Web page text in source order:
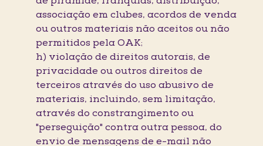
associação em clubes, acordos de venda
ou outros materiais não aceitos ou não
permitidos pela OAK;
h) violação de direitos autorais, de
privacidade ou outros direitos de
terceiros através do uso abusivo de
materiais, incluindo, sem limitação,
através do constrangimento ou
"perseguição" contra outra pessoa, do
envio de mensagens de e-mail não